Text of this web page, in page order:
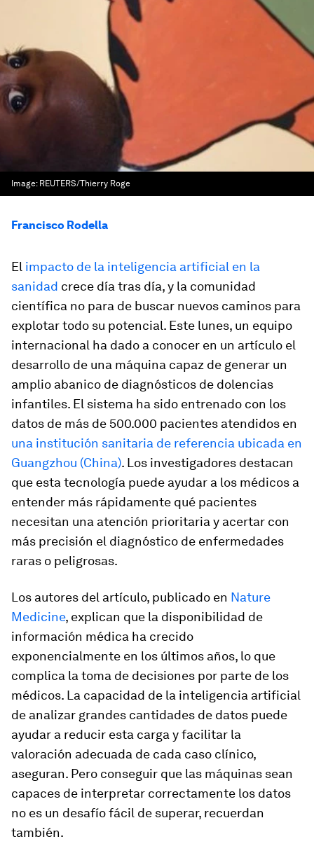
Image: REUTERS/Thierry Roge
Francisco Rodella
El impacto de la inteligencia artificial en la
sanidad crece día tras día, y la comunidad
científica no para de buscar nuevos caminos para
explotar todo su potencial. Este lunes, un equipo
internacional ha dado a conocer en un artículo el
desarrollo de una máquina capaz de generar un
amplio abanico de diagnósticos de dolencias
infantiles. El sistema ha sido entrenado con los
datos de más de 500.000 pacientes atendidos en
una institución sanitaria de referencia ubicada en
Guangzhou (China). Los investigadores destacan
que esta tecnología puede ayudar a los médicos a
entender más rápidamente qué pacientes
necesitan una atención prioritaria y acertar con
más precisión el diagnóstico de enfermedades
raras o peligrosas.
Los autores del artículo, publicado en Nature
Medicine, explican que la disponibilidad de
información médica ha crecido
exponencialmente en los últimos años, lo que
complica la toma de decisiones por parte de los
médicos. La capacidad de la inteligencia artificial
de analizar grandes cantidades de datos puede
ayudar a reducir esta carga y facilitar la
valoración adecuada de cada caso clínico,
aseguran. Pero conseguir que las máquinas sean
capaces de interpretar correctamente los datos
no es un desafío fácil de superar, recuerdan
también.